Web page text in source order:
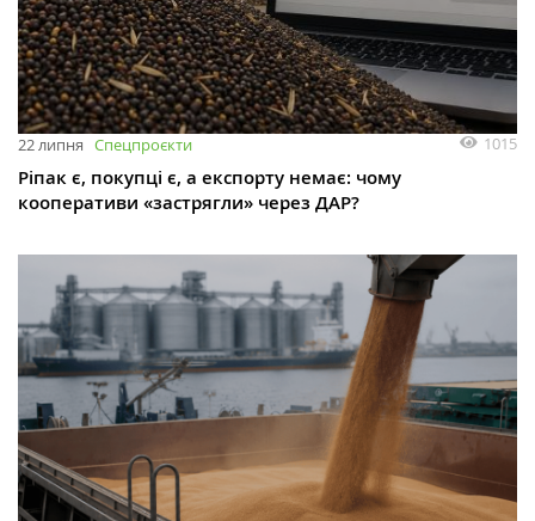
22 липня Спецпроєкти 1015
Ріпак є, покупці є, а експорту немає: чому
кооперативи «застрягли» через ДАР?